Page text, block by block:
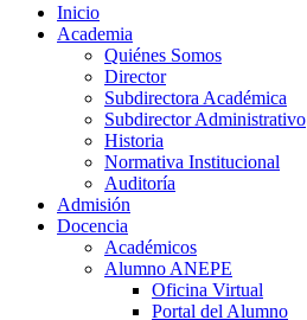
Inicio
Academia
Quiénes Somos
Director
Subdirectora Académica
Subdirector Administrativo
Historia
Normativa Institucional
Auditoría
Admisión
Docencia
Académicos
Alumno ANEPE
Oficina Virtual
Portal del Alumno